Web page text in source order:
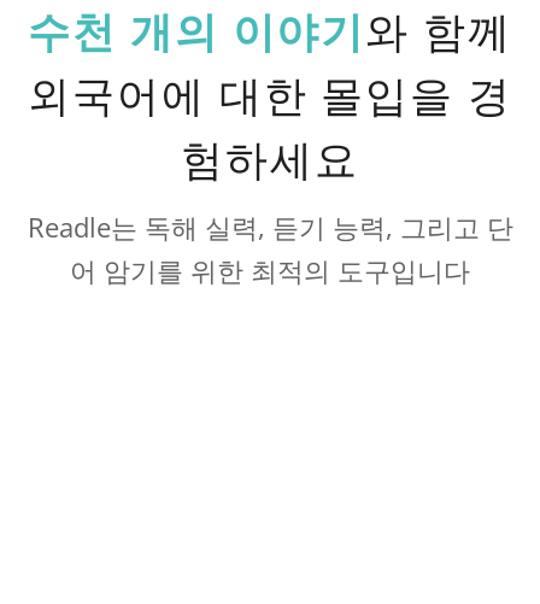
수천 개의 이야기와 함께
외국어에 대한 몰입을 경
험하세요
Readle는 독해 실력, 듣기 능력, 그리고 단
어 암기를 위한 최적의 도구입니다